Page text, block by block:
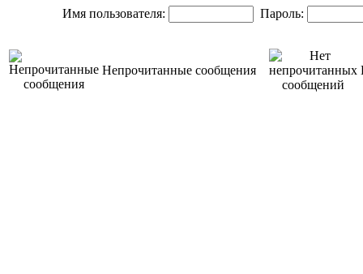
Имя пользователя: Пароль:
Непрочитанные сообщения